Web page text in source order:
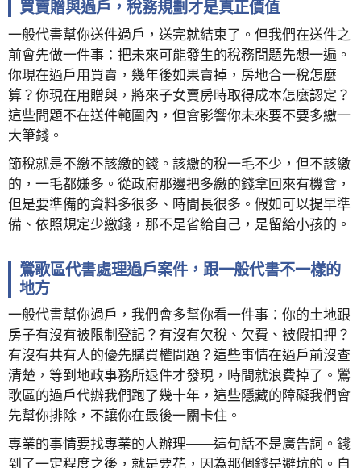
買賣贈與過戶，稅務規劃才是真正價值
一般代書幫你送件過戶，送完就結束了。但我們在送件之
前會先做一件事：把未來可能發生的稅務問題先想一遍。
你現在過戶用買賣，幾年後如果賣掉，房地合一稅怎麼
算？你現在用贈與，將來子女賣房時取得成本怎麼認定？
這些問題不在送件範圍內，但會影響你未來要不要多繳一
大筆錢。
節稅就是不繳不該繳的錢。該繳的稅一毛不少，但不該繳
的，一毛都嫌多。從政府那邊把多繳的錢拿回來有機會，
但是要準備的資料多很多、時間長很多。假如可以提早準
備、依照規定少繳錢，那不是省給自己，是留給小孩的。
鶯歌區代書處理過戶案件，跟一般代書不一樣的
地方
一般代書幫你過戶，我們會多幫你看一件事：你的土地跟
房子有沒有被限制登記？有沒有欠稅、欠費、被假扣押？
有沒有共有人的優先購買權問題？這些事情在過戶前沒查
清楚，等到地政事務所退件才發現，時間就浪費掉了。鶯
歌區的過戶代辦我們跑了幾十年，這些隱藏的障礙我們會
先幫你排除，不讓你在最後一關卡住。
專業的事情要找專業的人辦理——這句話不是廣告詞。錢
到了一定程度之後，就是要花，因為那個錢是避坑的。自